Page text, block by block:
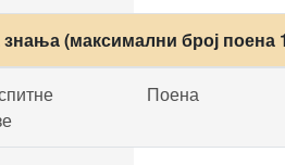
(максимални број поена
Поена